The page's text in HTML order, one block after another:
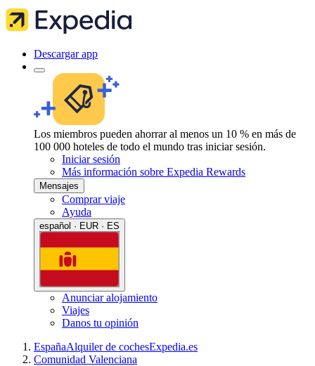
Descargar app
Los miembros pueden ahorrar al menos un 10 % en más de
100 000 hoteles de todo el mundo tras iniciar sesión.
Iniciar sesión
Más información sobre Expedia Rewards
Mensajes
Comprar viaje
Ayuda
español · EUR · ES
Anunciar alojamiento
Viajes
Danos tu opinión
EspañaAlquiler de cochesExpedia.es
Comunidad Valenciana